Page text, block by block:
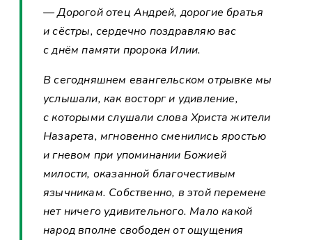
— Дорогой отец Андрей, дорогие братья
и сёстры, сердечно поздравляю вас
с днём памяти пророка Илии.
В сегодняшнем евангельском отрывке мы
услышали, как восторг и удивление,
с которыми слушали слова Христа жители
Назарета, мгновенно сменились яростью
и гневом при упоминании Божией
милости, оказанной благочестивым
язычникам. Собственно, в этой перемене
нет ничего удивительного. Мало какой
народ вполне свободен от ощущения